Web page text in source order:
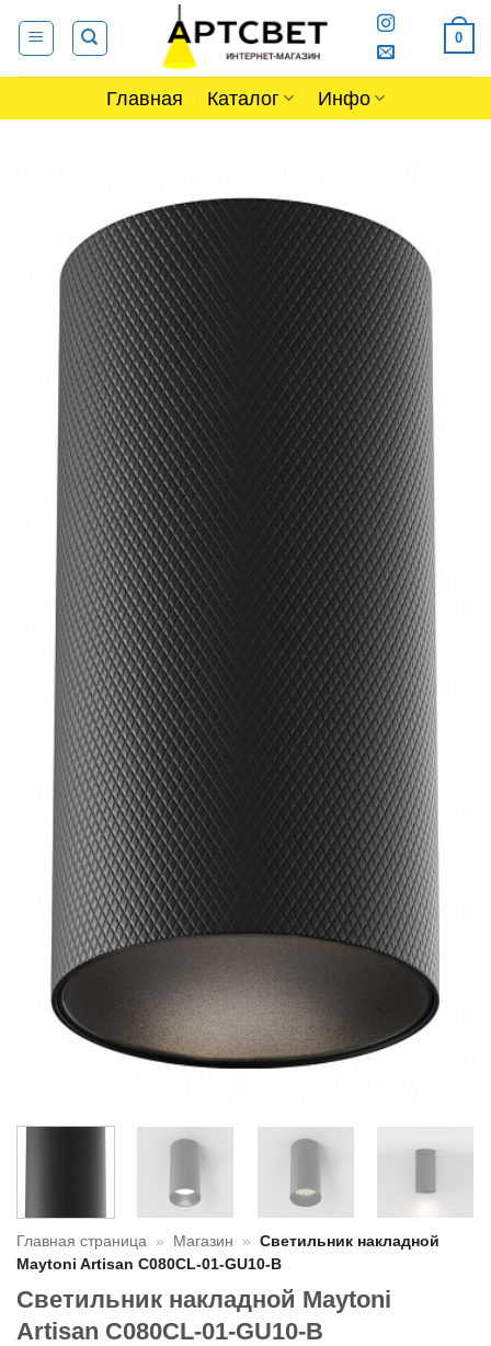
0
Главная Каталог Инфо
Главная страница » Магазин »
Светильник накладной
Maytoni Artisan C080CL-01-GU10-B
Светильник накладной Maytoni
Artisan C080CL-01-GU10-B